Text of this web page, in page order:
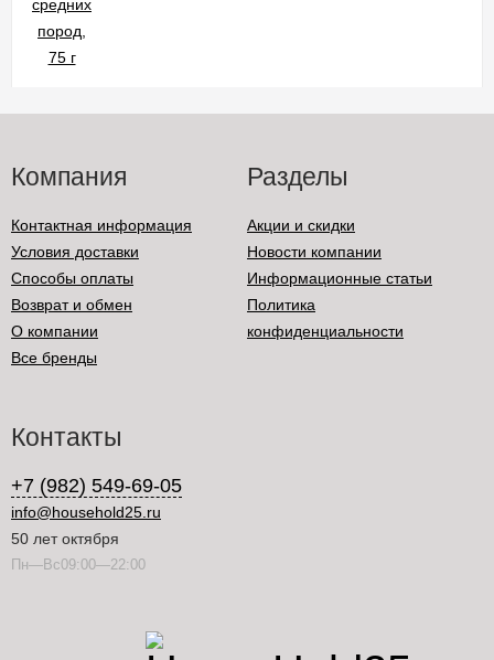
Компания
Контактная информация
Условия доставки
Способы оплаты
Возврат и обмен
О компании
Все бренды
Разделы
Акции и скидки
Новости компании
Информационные статьи
Политика
конфиденциальности
Контакты
+7 (982) 549-69-05
info@household25.ru
50 лет октября
Пн—Вс09:00—22:00